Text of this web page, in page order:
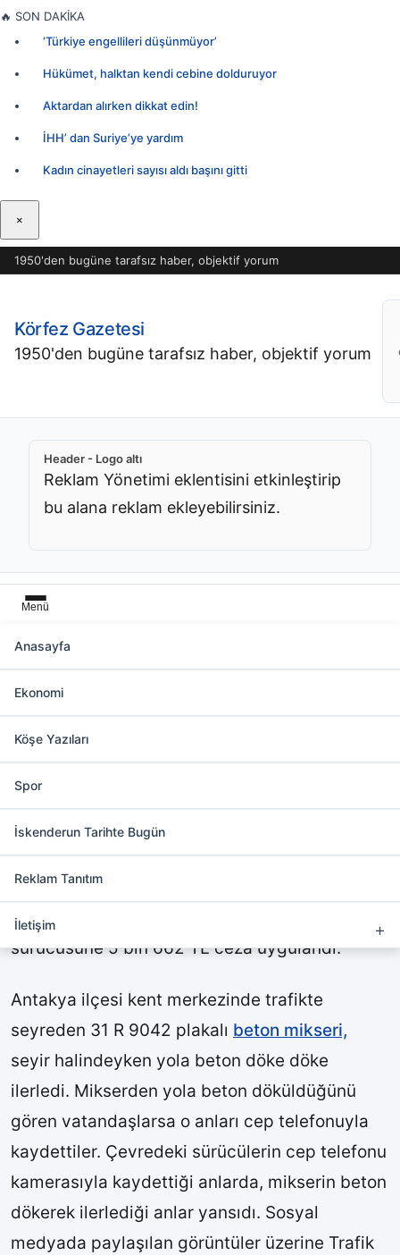
İçeriğe
🔥 SON DAKİKA
‘Türkiye engellileri düşünmüyor’
Hükümet, halktan kendi cebine dolduruyor
Aktardan alırken dikkat edin!
İHH’ dan Suriye’ye yardım
Kadın cinayetleri sayısı aldı başını gitti
×
1950'den bugüne tarafsız haber, objektif yorum
Körfez Gazetesi
1950'den bugüne tarafsız haber, objektif yorum
Header - Logo altı
Reklam Yönetimi eklentisini etkinleştirip
bu alana reklam ekleyebilirsiniz.
Menü
Anasayfa
Ekonomi
Köşe Yazıları
Spor
İskenderun Tarihte Bugün
Reklam Tanıtım
İletişim
Reklam Yönetimi eklentisini etkinleştirip bu
Yola beton döken beton
mikserine ceza
HATAY (İHA) –
seyrettiği esnada yola beton döken mikser
sürücüsüne 5 bin 662 TL ceza uygulandı.
Antakya ilçesi kent merkezinde trafikte
seyreden 31 R 9042 plakalı beton mikseri,
seyir halindeyken yola beton döke döke
ilerledi. Mikserden yola beton döküldüğünü
gören vatandaşlarsa o anları cep telefonuyla
kaydettiler. Çevredeki sürücülerin cep telefonu
kamerasıyla kaydettiği anlarda, mikserin beton
dökerek ilerlediği anlar yansıdı. Sosyal
medyada paylaşılan görüntüler üzerine Trafik